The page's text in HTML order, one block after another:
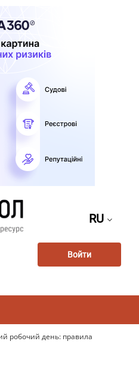
RU
Войти
робочий день: правила